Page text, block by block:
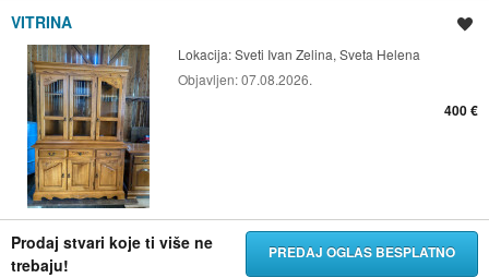
VITRINA
Lokacija:Sveti Ivan Zelina, Sveta Helena
Objavljen:07.08.2026.
400 €
Prodaj stvari koje ti više ne
trebaju!
PREDAJ OGLAS BESPLATNO